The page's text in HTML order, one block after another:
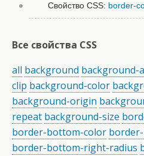
Свойство CSS: border-
Все свойства CSS
all background background-
clip background-color
background-origin
repeat background-size
border-bottom-color
border-bottom-right-radius